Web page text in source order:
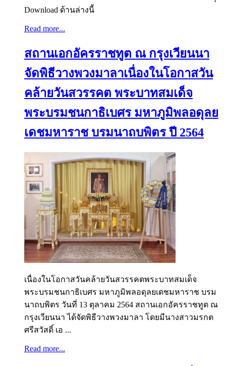
Download ด้านล่างนี้
Read more...
สถานเอกอัครราชทูต ณ กรุงเวียนนา
จัดพิธีวางพวงมาลาเนื่องในโอกาสวัน
คล้ายวันสวรรคต พระบาทสมเด็จ
พระบรมชนกาธิเบศร มหาภูมิพลอดุลย
เดชมหาราช บรมนาถบพิตร ปี 2564
เนื่องในโอกาสวันคล้ายวันสวรรคตพระบาทสมเด็จ
พระบรมชนกาธิเบศร มหาภูมิพลอดุลยเดชมหาราช บรม
นาถบพิตร วันที่ 13 ตุลาคม 2564 สถานเอกอัครราชทูต ณ
กรุงเวียนนา ได้จัดพิธีวางพวงมาลา โดยมีนางสาวมรกต
ศรีสวัสดิ์ เอ ...
Read more...